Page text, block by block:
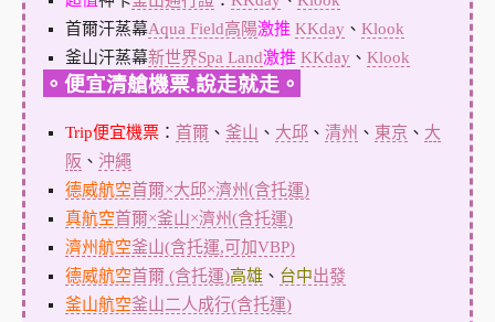
首爾汗蒸幕Aqua Field高陽激推 KKday 、 Klook
釜山汗蒸幕新世界Spa Land激推 KKday 、 Klook
。便宜清艙機票.說走就走。
Trip便宜機票： 首爾 、 釜山 、 大邱 、 清州 、 東京 、 大
阪 、 沖繩
德威航空首爾×大邱×濟州(含托運)
真航空首爾×釜山×濟州(含托運)
濟州航空釜山(含托運,可加VBP)
德威航空首爾 (含托運)高雄 、 台中出發
釜山航空釜山二人成行(含托運)